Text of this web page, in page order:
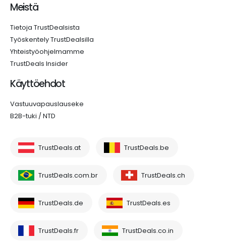
Meistä
Tietoja TrustDealsista
Työskentely TrustDealsilla
Yhteistyöohjelmamme
TrustDeals Insider
Käyttöehdot
Vastuuvapauslauseke
B2B-tuki / NTD
TrustDeals.at TrustDeals.be
TrustDeals.com.br TrustDeals.ch
TrustDeals.de TrustDeals.es
TrustDeals.fr TrustDeals.co.in